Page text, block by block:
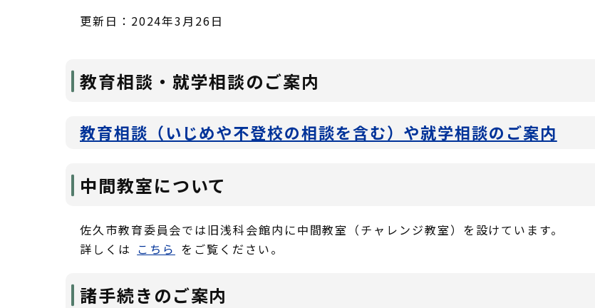
更新日：2024年3月26日
教育相談・就学相談のご案内
教育相談（いじめや不登校の相談を含む）や就学相談のご案内
中間教室について
佐久市教育委員会では旧浅科会館内に中間教室（チャレンジ教室）を設けています。
詳しくは こちら をご覧ください。
諸手続きのご案内